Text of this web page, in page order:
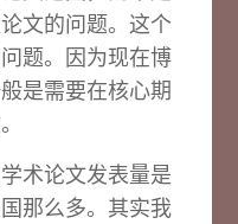
文的问题。这个
题。因为现在博
是需要在核心期
术论文发表量是
那么多。其实我